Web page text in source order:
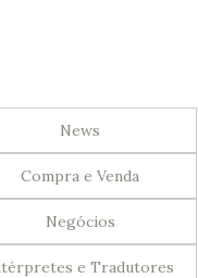
News
Compra e Venda
Negócios
e Tradutores